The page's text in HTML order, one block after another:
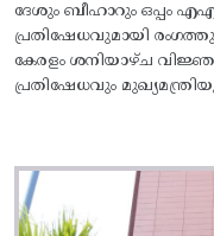
ദേശും ബീഹാറും ഒപ്പം
പ്രതിഷേധവുമായി
കേരളം ശനിയാഴ്ച
പ്രതിഷേധവും